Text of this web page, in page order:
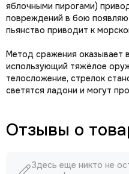
яблочными пирогами)
повреждений в бою
пьянство приводит к
Метод сражения оказывает
использующий тяжёлое
телосложение, стрелок
светятся ладони и могут
Отзывы о
Здесь еще никто не